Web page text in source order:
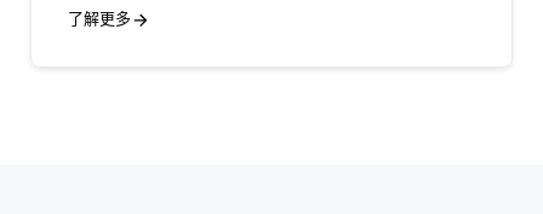
了解更多